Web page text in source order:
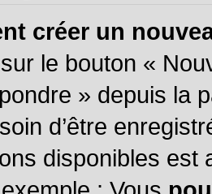
créer un
le bouton «
» depuis la
d’être
disponibles est